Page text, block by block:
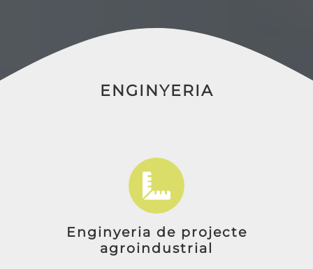
ENGINYERIA
Enginyeria de projecte
agroindustrial